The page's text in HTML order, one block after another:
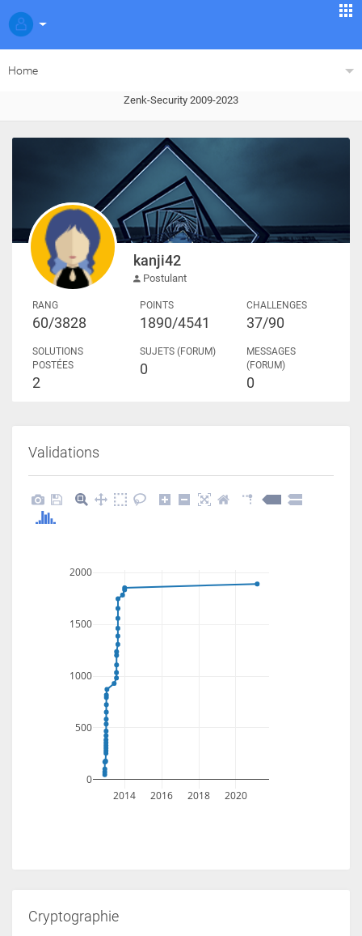
Home
Zenk-Security 2009-2023
kanji42
Postulant
RANG
60/3828
POINTS
1890/4541
CHALLENGES
37/90
SOLUTIONS
POSTÉES
2
SUJETS (FORUM)
0
MESSAGES
(FORUM)
0
Validations
2014 2016 2018 2020
0
500
1000
1500
2000
Cryptographie